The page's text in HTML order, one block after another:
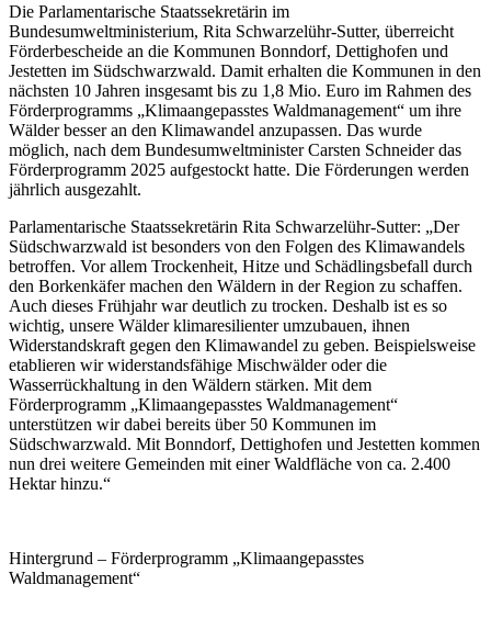
Die Parlamentarische Staatssekretärin im
Bundesumweltministerium, Rita Schwarzelühr-Sutter, überreicht
Förderbescheide an die Kommunen Bonndorf, Dettighofen und
Jestetten im Südschwarzwald. Damit erhalten die Kommunen in den
nächsten 10 Jahren insgesamt bis zu 1,8 Mio. Euro im Rahmen des
Förderprogramms „Klimaangepasstes Waldmanagement“ um ihre
Wälder besser an den Klimawandel anzupassen. Das wurde
möglich, nach dem Bundesumweltminister Carsten Schneider das
Förderprogramm 2025 aufgestockt hatte. Die Förderungen werden
jährlich ausgezahlt.
Parlamentarische Staatssekretärin Rita Schwarzelühr-Sutter: „Der
Südschwarzwald ist besonders von den Folgen des Klimawandels
betroffen. Vor allem Trockenheit, Hitze und Schädlingsbefall durch
den Borkenkäfer machen den Wäldern in der Region zu schaffen.
Auch dieses Frühjahr war deutlich zu trocken. Deshalb ist es so
wichtig, unsere Wälder klimaresilienter umzubauen, ihnen
Widerstandskraft gegen den Klimawandel zu geben. Beispielsweise
etablieren wir widerstandsfähige Mischwälder oder die
Wasserrückhaltung in den Wäldern stärken. Mit dem
Förderprogramm „Klimaangepasstes Waldmanagement“
unterstützen wir dabei bereits über 50 Kommunen im
Südschwarzwald. Mit Bonndorf, Dettighofen und Jestetten kommen
nun drei weitere Gemeinden mit einer Waldfläche von ca. 2.400
Hektar hinzu.“
Hintergrund – Förderprogramm „Klimaangepasstes
Waldmanagement“